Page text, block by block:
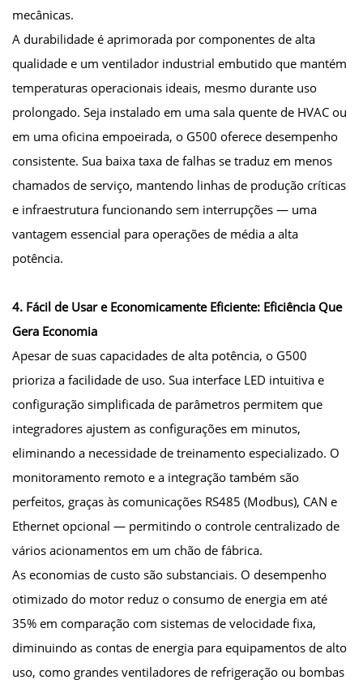
mecânicas.
A durabilidade é aprimorada por componentes de alta
qualidade e um ventilador industrial embutido que mantém
temperaturas operacionais ideais, mesmo durante uso
prolongado. Seja instalado em uma sala quente de HVAC ou
em uma oficina empoeirada, o G500 oferece desempenho
consistente. Sua baixa taxa de falhas se traduz em menos
chamados de serviço, mantendo linhas de produção críticas
e infraestrutura funcionando sem interrupções — uma
vantagem essencial para operações de média a alta
potência.
4. Fácil de Usar e Economicamente Eficiente: Eficiência Que
Gera Economia
Apesar de suas capacidades de alta potência, o G500
prioriza a facilidade de uso. Sua interface LED intuitiva e
configuração simplificada de parâmetros permitem que
integradores ajustem as configurações em minutos,
eliminando a necessidade de treinamento especializado. O
monitoramento remoto e a integração também são
perfeitos, graças às comunicações RS485 (Modbus), CAN e
Ethernet opcional — permitindo o controle centralizado de
vários acionamentos em um chão de fábrica.
As economias de custo são substanciais. O desempenho
otimizado do motor reduz o consumo de energia em até
35% em comparação com sistemas de velocidade fixa,
diminuindo as contas de energia para equipamentos de alto
uso, como grandes ventiladores de refrigeração ou bombas